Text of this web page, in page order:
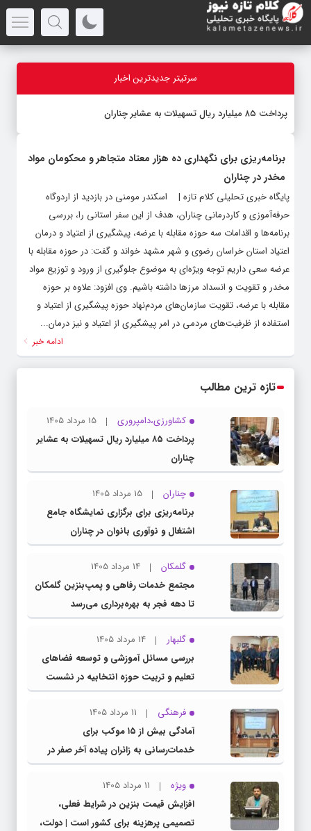
سرتیتر جدیدترین اخبار
پرداخت ۸۵ میلیارد ریال تسهیلات به عشایر چناران
برنامه‌ریزی برای نگهداری ده هزار معتاد متجاهر و محکومان مواد
مخدر در چناران
پایگاه خبری تحلیلی کلام تازه | اسکندر مومنی در بازدید از اردوگاه
حرفه‌آموزی و کاردرمانی چناران، هدف از این سفر استانی را، بررسی
برنامه‌ها و اقدامات سه حوزه مقابله با عرضه، پیشگیری از اعتیاد و درمان
اعتیاد استان خراسان رضوی و شهر مشهد خواند و گفت: در حوزه مقابله با
عرضه سعی داریم توجه وی‍‍ژه‌ای به موضوع جلوگیری از ورود و توزیع مواد
مخدر و تقویت و انسداد مرز‌ها داشته باشیم. وی افزود: علاوه بر حوزه
مقابله با عرضه، تقویت سازمان‌های مردم‌نهاد حوزه پیشگیری از اعتیاد و
استفاده از ظرفیت‌های مردمی در امر پیشگیری از اعتیاد و نیز درمان...
ادامه خبر
تازه ترین مطالب
کشاورزی،دامپروری
15 مرداد 1405
پرداخت ۸۵ میلیارد ریال تسهیلات به عشایر
چناران
چناران
15 مرداد 1405
برنامه‌ریزی برای برگزاری نمایشگاه جامع
اشتغال و نوآوری بانوان در چناران
گلمکان
14 مرداد 1405
مجتمع خدمات رفاهی و پمپ‌بنزین گلمکان
تا دهه فجر به بهره‌برداری می‌رسد
گلبهار
14 مرداد 1405
بررسی مسائل آموزشی و توسعه فضاهای
تعلیم و تربیت حوزه انتخابیه در نشست
مشترک عضو کمیسیون آموزش مجلس با
مدیرکل آموزش و پرورش خراسان رضوی
فرهنگی
11 مرداد 1405
آمادگی بیش از ۱۵ موکب برای
خدمات‌رسانی به زائران پیاده آخر صفر در
شهرستان چناران
ویژه
11 مرداد 1405
افزایش قیمت بنزین در شرایط فعلی،
تصمیمی پرهزینه برای کشور است | دولت،